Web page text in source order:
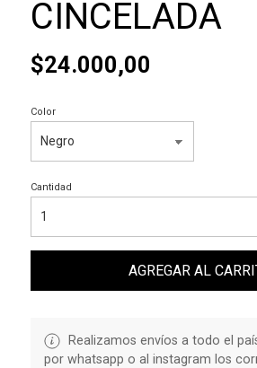
CINCELADA
$24.000,00
Color
Cantidad
AGREGAR AL
Realizamos envíos a todo el
por whatsapp o al instagram los